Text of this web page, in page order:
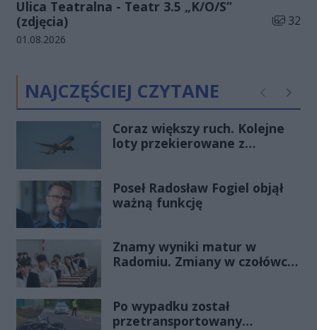
Ulica Teatralna - Teatr 3.5 „K/O/S”
(zdjęcia)
Liczba
32
Data dodania galerii:
01.08.2026
NAJCZĘŚCIEJ CZYTANE Poprzednie
Coraz większy ruch. Kolejne
loty przekierowane z
Poseł Radosław Fogiel objął
ważną funkcję
Znamy wyniki matur w
Radomiu. Zmiany w czołówce
Po wypadku został
przetransportowany